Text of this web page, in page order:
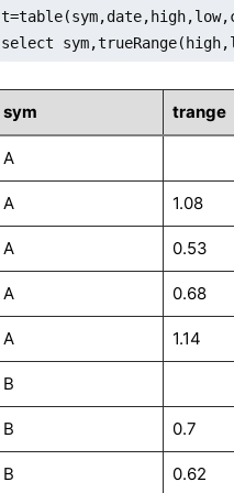
select
sym trange
A
A 1.08
A 0.53
A 0.68
A 1.14
B
B 0.7
B 0.62